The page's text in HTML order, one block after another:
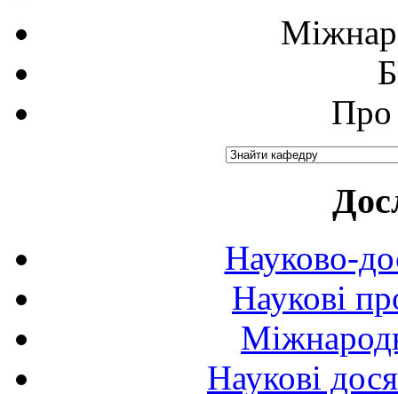
Про
Науково-
Наукові
Наукові